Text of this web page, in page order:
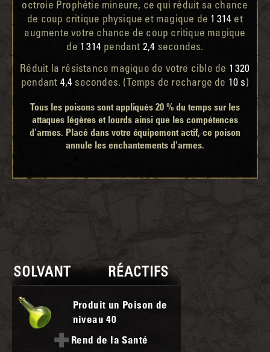
octroie Prophétie mineure, ce qui réduit sa chance
de coup critique physique et magique de 1 314 et
augmente votre chance de coup critique magique
de 1 314 pendant 2,4 secondes.
Réduit la résistance magique de votre cible de 1 320
pendant 4,4 secondes. (Temps de recharge de 10 s)
Tous les poisons sont appliqués 20 % du temps sur les
attaques légères et lourds ainsi que les compétences
d'armes. Placé dans votre équipement actif, ce poison
annule les enchantements d'armes.
SOLVANT RÉACTIFS
Produit un Poison de
niveau40
Rend de la Santé